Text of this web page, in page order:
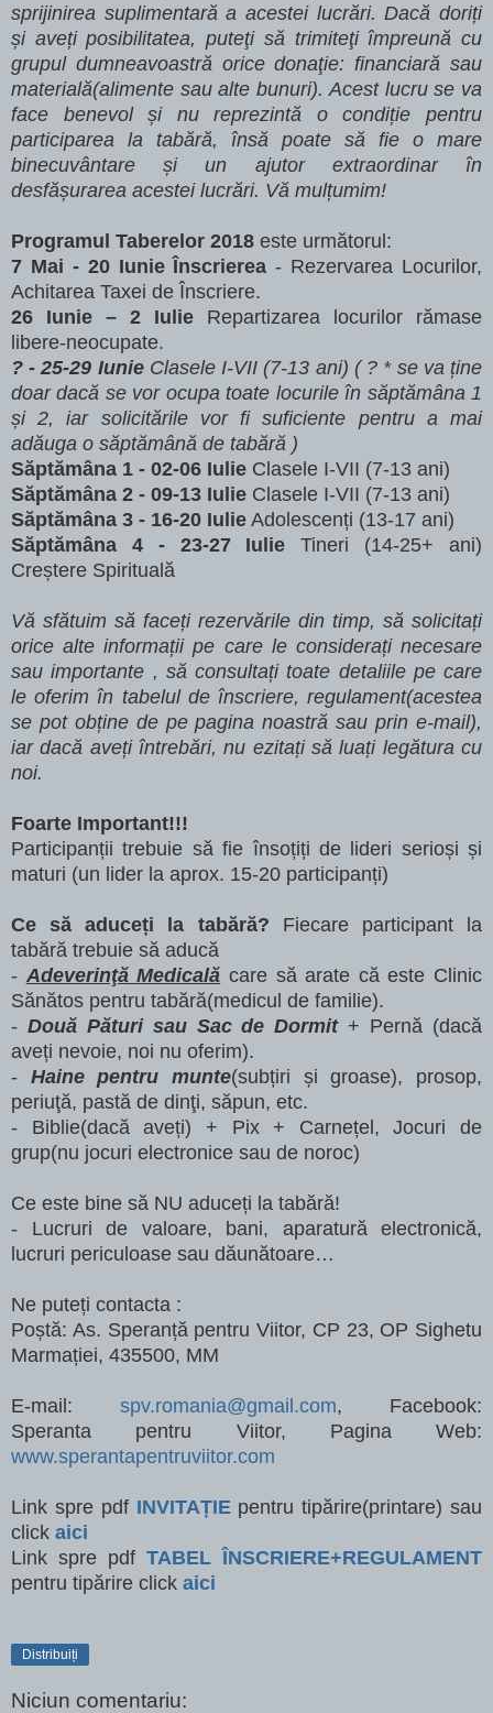
sprijinirea suplimentară a acestei lucrări. Dacă doriți
și aveți posibilitatea, puteţi să trimiteţi împreună cu
grupul dumneavoastră orice donaţie: financiară sau
materială(alimente sau alte bunuri). Acest lucru se va
face benevol și nu reprezintă o condiție pentru
participarea la tabără, însă poate să fie o mare
binecuvântare și un ajutor extraordinar în
desfășurarea acestei lucrări. Vă mulțumim!
Programul Taberelor 2018 este următorul:
7 Mai - 20 Iunie Înscrierea - Rezervarea Locurilor,
Achitarea Taxei de Înscriere.
26 Iunie – 2 Iulie Repartizarea locurilor rămase
libere-neocupate.
? - 25-29 IunieClasele I-VII (7-13 ani) ( ? * se va ține
doar dacă se vor ocupa toate locurile în săptămâna 1
și 2, iar solicitările vor fi suficiente pentru a mai
adăuga o săptămână de tabără )
Săptămâna 1 - 02-06 Iulie Clasele I-VII (7-13 ani)
Săptămâna 2 - 09-13 Iulie Clasele I-VII (7-13 ani)
Săptămâna 3 - 16-20 Iulie Adolescenți (13-17 ani)
Săptămâna 4 - 23-27 Iulie Tineri (14-25+ ani)
Creștere Spirituală
Vă sfătuim să faceți rezervările din timp, să solicitați
orice alte informații pe care le considerați necesare
sau importante , să consultați toate detaliile pe care
le oferim în tabelul de înscriere, regulament(acestea
se pot obține de pe pagina noastră sau prin e-mail),
iar dacă aveți întrebări, nu ezitați să luați legătura cu
noi.
Foarte Important!!!
Participanții trebuie să fie însoțiți de lideri serioși și
maturi (un lider la aprox. 15-20 participanți)
Ce să aduceți la tabără? Fiecare participant la
tabără trebuie să aducă
- Adeverinţă Medicală care să arate că este Clinic
Sănătos pentru tabără(medicul de familie).
- Două Pături sau Sac de Dormit+ Pernă (dacă
aveți nevoie, noi nu oferim).
- Haine pentru munte(subțiri și groase), prosop,
periuţă, pastă de dinţi, săpun, etc.
- Biblie(dacă aveți) + Pix + Carnețel, Jocuri de
grup(nu jocuri electronice sau de noroc)
Ce este bine să NU aduceți la tabără!
- Lucruri de valoare, bani, aparatură electronică,
lucruri periculoase sau dăunătoare…
Ne puteți contacta :
Poștă: As. Speranță pentru Viitor, CP 23, OP Sighetu
Marmației, 435500, MM
E-mail: spv.romania@gmail.com, Facebook:
Speranta pentru Viitor, Pagina Web:
www.sperantapentruviitor.com
Link spre pdf INVITAȚIEpentru tipărire(printare) sau
click aici
Link spre pdf TABEL ÎNSCRIERE+REGULAMENT
pentru tipărire click aici
Distribuiți
Niciun comentariu: